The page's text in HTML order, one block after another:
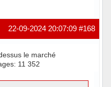
#168
22-09-2024 20:07:09
le marché
11 352